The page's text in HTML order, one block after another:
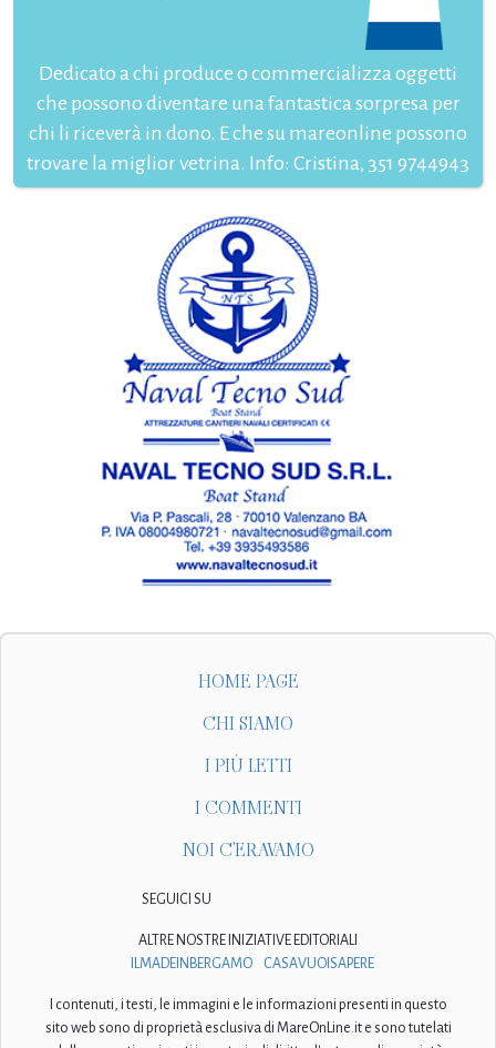
Dedicato a chi produce o commercializza oggetti
che possono diventare una fantastica sorpresa per
chi li riceverà in dono. E che su mareonline possono
trovare la miglior vetrina. Info: Cristina, 351 9744943
HOME PAGE
CHI SIAMO
I PIÙ LETTI
I COMMENTI
NOI C'ERAVAMO
SEGUICI SU
ALTRE NOSTRE INIZIATIVE EDITORIALI
ILMADEINBERGAMO
CASAVUOISAPERE
I contenuti, i testi, le immagini e le informazioni presenti in questo
sito web sono di proprietà esclusiva di MareOnLine.it e sono tutelati